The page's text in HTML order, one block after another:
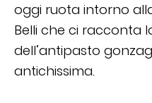
oggi ruota intorno
Belli che ci racconta
dell’antipasto
antichissima.